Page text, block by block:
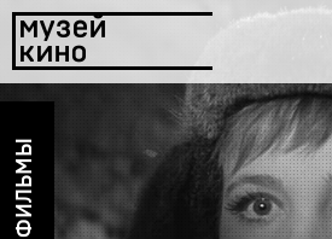
ФИЛЬМЫ